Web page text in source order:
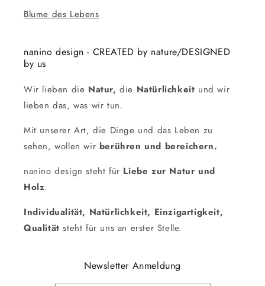
Blume des Lebens
nanino design - CREATED by nature/DESIGNED
by us
Wir lieben die Natur, die Natürlichkeit und wir
lieben das, was wir tun.
Mit unserer Art, die Dinge und das Leben zu
sehen, wollen wir berühren und bereichern.
nanino design steht für Liebe zur Natur und
Holz.
Individualität, Natürlichkeit, Einzigartigkeit,
Qualität steht für uns an erster Stelle.
Newsletter Anmeldung